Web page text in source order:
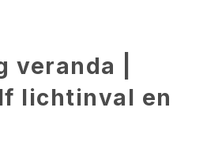
veranda |
lichtinval en